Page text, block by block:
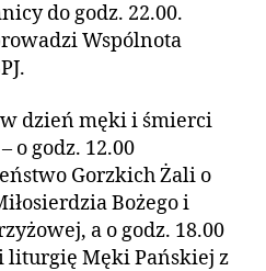
do godz. 22.00.
Wspólnota
dzień męki i śmierci
o godz. 12.00
Gorzkich Żali o
Bożego i
a o godz. 18.00
Męki Pańskiej z